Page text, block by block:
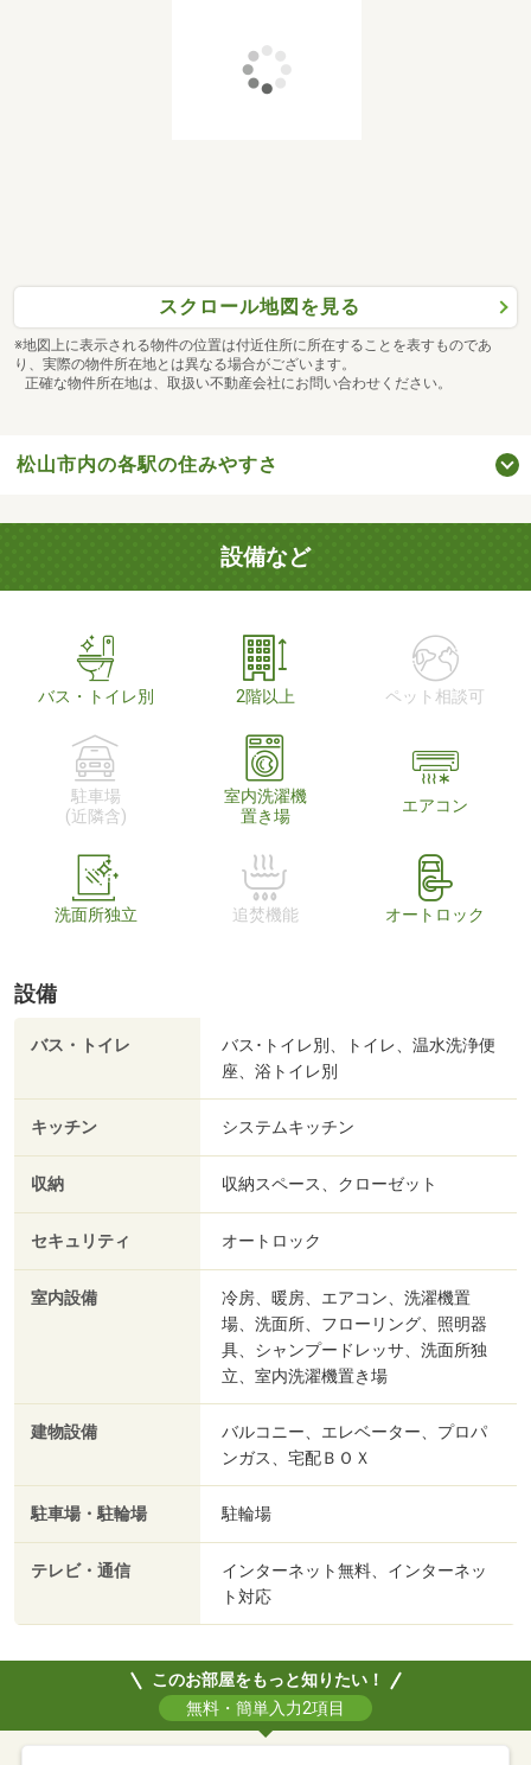
スクロール地図を見る
※地図上に表示される物件の位置は付近住所に所在することを表すものであ
り、実際の物件所在地とは異なる場合がございます。
正確な物件所在地は、取扱い不動産会社にお問い合わせください。
松山市内の各駅の住みやすさ
設備など
バス・トイレ別 2階以上 ペット相談可
駐車場
(近隣含)
室内洗濯機
置き場
エアコン
洗面所独立 追焚機能 オートロック
設備
バス・トイレ
バス･トイレ別、トイレ、温水洗浄便
座、浴トイレ別
キッチン システムキッチン
収納 収納スペース、クローゼット
セキュリティ オートロック
室内設備
冷房、暖房、エアコン、洗濯機置
場、洗面所、フローリング、照明器
具、シャンプードレッサ、洗面所独
立、室内洗濯機置き場
建物設備
バルコニー、エレベーター、プロパ
ンガス、宅配ＢＯＸ
駐車場・駐輪場 駐輪場
テレビ・通信
インターネット無料、インターネッ
ト対応
このお部屋をもっと知りたい！
無料・簡単入力2項目